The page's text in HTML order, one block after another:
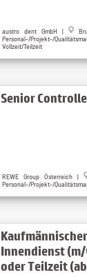
austro dent GmbH |
Personal-/Projekt-/
Vollzeit/Teilzeit
Senior
REWE Group Österreich |
Personal-/Projekt-/
Innendienst
oder Teilzeit